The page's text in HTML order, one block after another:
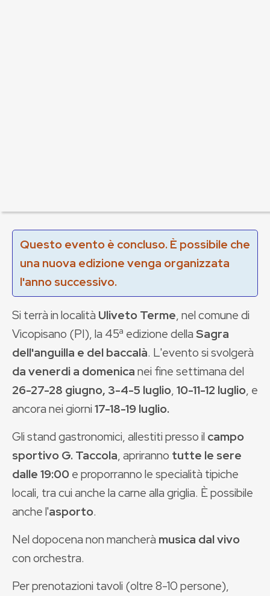
Questo evento è concluso. È possibile che
una nuova edizione venga organizzata
l'anno successivo.
Si terrà in località Uliveto Terme, nel comune di
Vicopisano (PI), la 45ª edizione dellaSagra
dell'anguilla e del baccalà. L'evento si svolgerà
da venerdi a domenicanei fine settimana del
26-27-28 giugno, 3-4-5 luglio,10-11-12 luglio, e
ancora nei giorni17-18-19 luglio.
Gli stand gastronomici, allestiti presso il campo
sportivo G. Taccola, apriranno tutte le sere
dalle 19:00e proporranno le specialità tipiche
locali, tra cui anche la carne alla griglia. È possibile
anche l'asporto.
Nel dopocena non mancherà musica dal vivo
con orchestra.
Per prenotazioni tavoli (oltre 8-10 persone),